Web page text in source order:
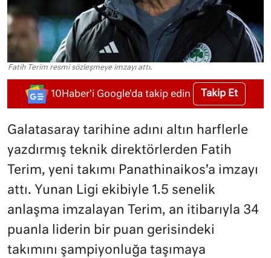
Fatih Terim resmi sözleşmeye imzayı attı.
10Haber'i Google'da takip edin Takip Et
Galatasaray tarihine adını altın harflerle
yazdırmış teknik direktörlerden Fatih
Terim, yeni takımı Panathinaikos’a imzayı
attı. Yunan Ligi ekibiyle 1.5 senelik
anlaşma imzalayan Terim, an itibarıyla 34
puanla liderin bir puan gerisindeki
takımını şampiyonluğa taşımaya